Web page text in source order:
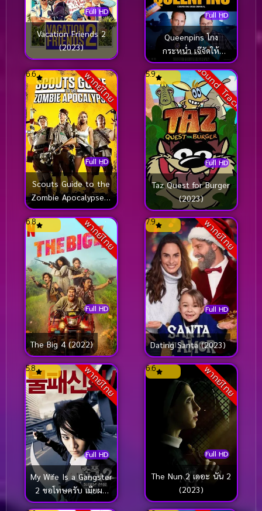
Full HD
Vacation Friends 2
(2023)
Full HD
Queenpins โกง
กระหน่ำ เจ๊จัดให้
(2021)
พากย์ไทย
Full HD
6.6
Scouts Guide to the
Zombie Apocalypse 3
ลูก เสือ ปะทะ ซอมบี้
(2015)
Sound Track
Full HD
5.9
Taz Quest for Burger
(2023)
พากย์ไทย
Full HD
6.8
The Big 4 (2022)
พากย์ไทย
Full HD
7.9
Dating Santa (2023)
พากย์ไทย
Full HD
5.8
My Wife Is a Gangster
2 ขอโทษครับ เมียผม
เป็นยากูซ่า 2 (2003)
พากย์ไทย
Full HD
6.6
The Nun 2 เดอะ นัน 2
(2023)